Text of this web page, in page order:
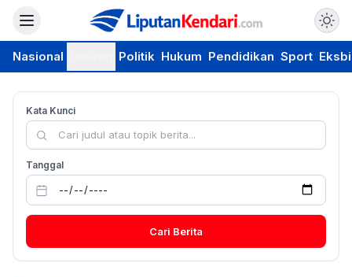
Nasional Politik Hukum Pendidikan Sport
Kata Kunci
Tanggal
Cari Berita